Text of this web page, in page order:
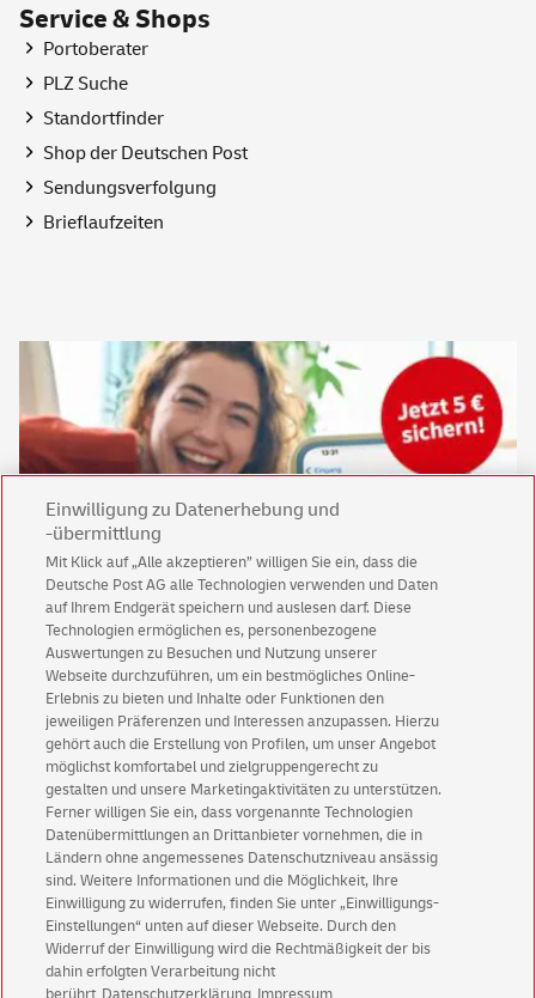
Service & Shops
Portoberater
PLZ Suche
Standortfinder
Shopder Deutschen Post
Sendungsverfolgung
Brieflaufzeiten
Keine News mehr verpassen!
Für den Shop-Newsletter anmelden und
Willkommensgutschein für eine Bestellung sichern.
Jetzt anmelden und Rabatt sichern
Kundenservice
Warnung vor gefälschtenE-Mails
Einwilligung zu Datenerhebung und
-übermittlung
Mit Klick auf „Alle akzeptieren” willigen Sie ein, dass die
Deutsche Post AG alle Technologien verwenden und Daten
auf Ihrem Endgerät speichern und auslesen darf. Diese
Technologien ermöglichen es, personenbezogene
Auswertungen zu Besuchen und Nutzung unserer
Webseite durchzuführen, um ein bestmögliches Online-
Erlebnis zu bieten und Inhalte oder Funktionen den
jeweiligen Präferenzen und Interessen anzupassen. Hierzu
gehört auch die Erstellung von Profilen, um unser Angebot
möglichst komfortabel und zielgruppengerecht zu
gestalten und unsere Marketingaktivitäten zu unterstützen.
Ferner willigen Sie ein, dass vorgenannte Technologien
Datenübermittlungen an Drittanbieter vornehmen, die in
Ländern ohne angemessenes Datenschutzniveau ansässig
sind. Weitere Informationen und die Möglichkeit, Ihre
Einwilligung zu widerrufen, finden Sie unter „Einwilligungs-
Einstellungen“ unten auf dieser Webseite. Durch den
Widerruf der Einwilligung wird die Rechtmäßigkeit der bis
dahin erfolgten Verarbeitung nicht